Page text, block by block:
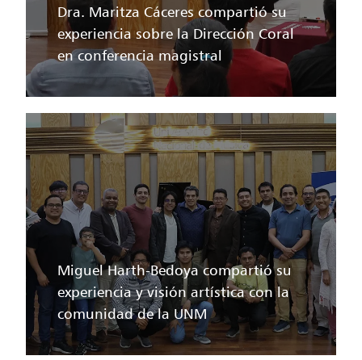
Dra. Maritza Cáceres compartió su
experiencia sobre la Dirección Coral
en conferencia magistral
Miguel Harth-Bedoya compartió su
experiencia y visión artística con la
comunidad de la UNM